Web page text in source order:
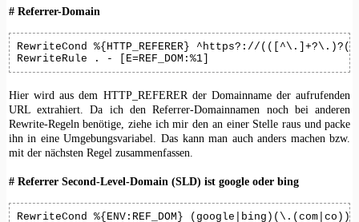
# Referrer-Domain
RewriteCond %{HTTP_REFERER} ^https?://
RewriteRule . - [E=REF_DOM:%1]
Hier wird aus dem HTTP_REFERER der Domainname der aufrufenden
URL extrahiert. Da ich den Referrer-Domainnamen noch bei anderen
Rewrite-Regeln benötige, ziehe ich mir den an einer Stelle raus und packe
ihn in eine Umgebungsvariabel. Das kann man auch anders machen bzw.
mit der nächsten Regel zusammenfassen.
# Referrer Second-Level-Domain (SLD) ist google oder bing
RewriteCond %{ENV:REF_DOM}